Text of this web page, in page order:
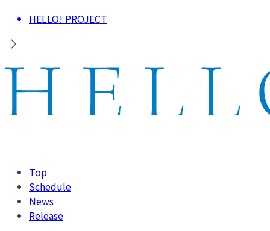
HELLO! PROJECT
Top
Schedule
News
Release